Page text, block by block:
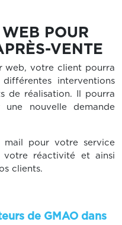
POUR
VENTE
web, votre client pourra
interventions
de réalisation. Il pourra
nouvelle demande
mail pour votre service
votre réactivité et ainsi
clients.
de GMAO dans